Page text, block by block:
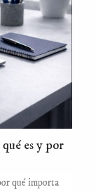
es y por
qué importa